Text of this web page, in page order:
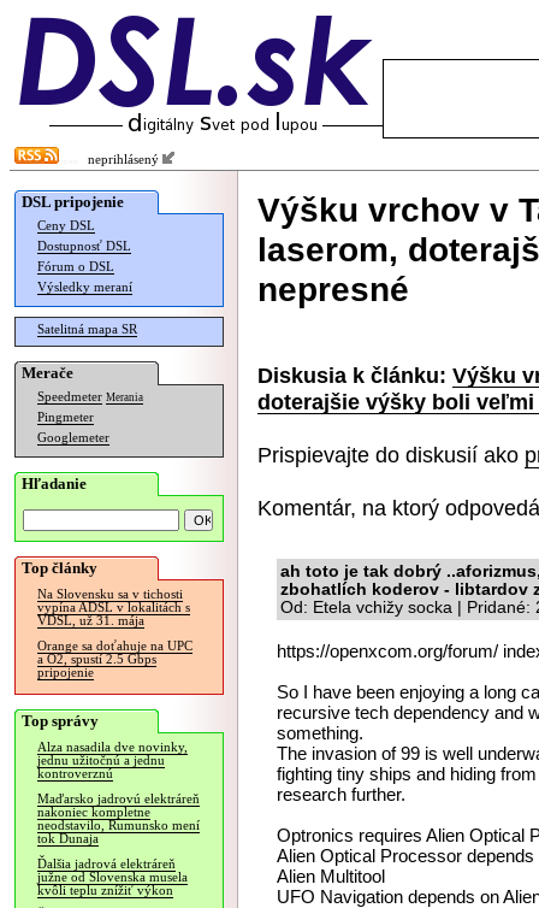
neprihlásený
DSL pripojenie
Ceny DSL
Dostupnosť DSL
Fórum o DSL
Výsledky meraní
Satelitná mapa SR
Merače
Speedmeter Merania
Pingmeter
Googlemeter
Hľadanie
Top články
Na Slovensku sa v tichosti
vypína ADSL v lokalitách s
VDSL, už 31. mája
Orange sa doťahuje na UPC
a O2, spustí 2.5 Gbps
pripojenie
Top správy
Alza nasadila dve novinky,
jednu užitočnú a jednu
kontroverznú
Maďarsko jadrovú elektráreň
nakoniec kompletne
neodstavilo, Rumunsko mení
tok Dunaja
Ďalšia jadrová elektráreň
južne od Slovenska musela
kvôli teplu znížiť výkon
Výšku vrchov v
laserom,
nepresné
Diskusia k článku: Výšku
doterajšie výšky boli veľmi
Prispievajte do diskusií ako
Komentár, na ktorý
ah toto je tak dobrý
zbohatlích koderov - libtardov
Od: Etela vchižy socka | Pridané:
https://openxcom.org/forum/
So I have been enjoying a long
recursive tech dependency and
something.
The invasion of 99 is well
fighting tiny ships and hiding
research further.
Optronics requires Alien Optical
Alien Optical Processor
Alien Multitool
UFO Navigation depends on